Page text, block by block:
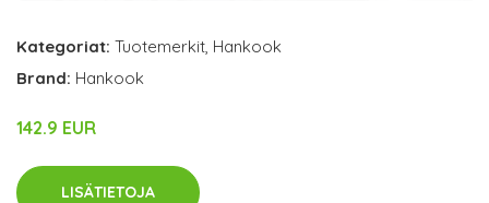
Kategoriat: Tuotemerkit, Hankook
Brand: Hankook
142.9 EUR
LISÄTIETOJA